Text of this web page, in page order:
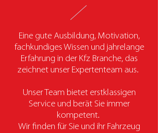
Eine gute Ausbildung, Motivation,
fachkundiges Wissen und jahrelange
Erfahrung in der Kfz Branche, das
zeichnet unser Expertenteam aus.
Unser Team bietet erstklassigen
Service und berät Sie immer
kompetent.
Wir finden für Sie und ihr Fahrzeug